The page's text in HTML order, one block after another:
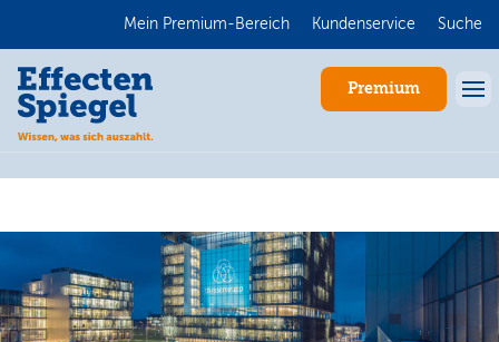
Mein Premium-Bereich Kundenservice Suche
Premium